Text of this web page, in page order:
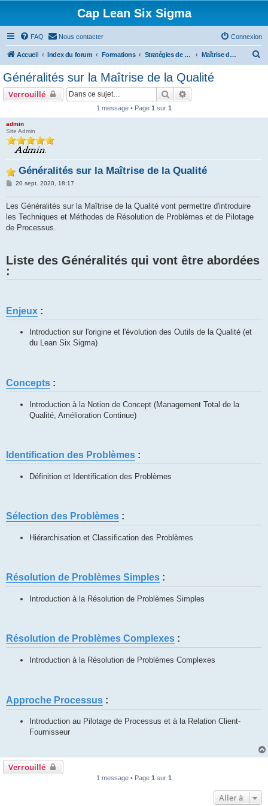
Cap Lean Six Sigma
FAQ Nous contacter Connexion
Accueil Index du forum Formations Stratégies de Détection Maîtrise de la Qualité
Généralités sur la Maîtrise de la Qualité
Verrouillé Rechercher
1 message • Page 1 sur 1
admin
Site Admin
Généralités sur la Maîtrise de la Qualité
M
s
s
g
e
20 sept. 2020, 18:17
Les Généralités sur la Maîtrise de la Qualité vont permettre d'introduire
les Techniques et Méthodes de Résolution de Problèmes et de Pilotage
de Processus.
Liste des Généralités qui vont être abordées
:
Enjeux :
Introduction sur l'origine et l'évolution des Outils de la Qualité (et
du Lean Six Sigma)
Concepts :
Introduction à la Notion de Concept (Management Total de la
Qualité, Amélioration Continue)
Identification des Problèmes :
Définition et Identification des Problèmes
Sélection des Problèmes :
Hiérarchisation et Classification des Problèmes
Résolution de Problèmes Simples :
Introduction à la Résolution de Problèmes Simples
Résolution de Problèmes Complexes :
Introduction à la Résolution de Problèmes Complexes
Approche Processus :
Introduction au Pilotage de Processus et à la Relation Client-
Fournisseur
Verrouillé
1 message • Page 1 sur 1
Aller à